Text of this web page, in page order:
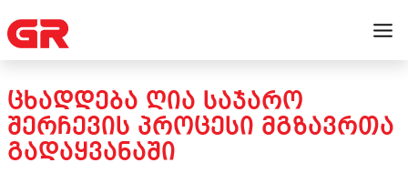
ᲪᲮᲐᲓᲓᲔᲑᲐ ᲦᲘᲐ ᲡᲐᲯᲐᲠᲝ
ᲨᲔᲠᲩᲔᲕᲘᲡ ᲞᲠᲝᲪᲔᲡᲘ ᲛᲒᲖᲐᲕᲠᲗᲐ
ᲒᲐᲓᲐᲧᲕᲐᲜᲐᲨᲘ